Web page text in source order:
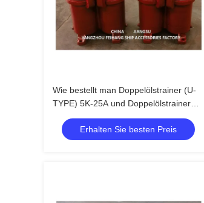
Wie bestellt man Doppelölstrainer (U-
TYPE) 5K-25A und Doppelölstrainer
(U-TYPE)
Erhalten Sie besten Preis